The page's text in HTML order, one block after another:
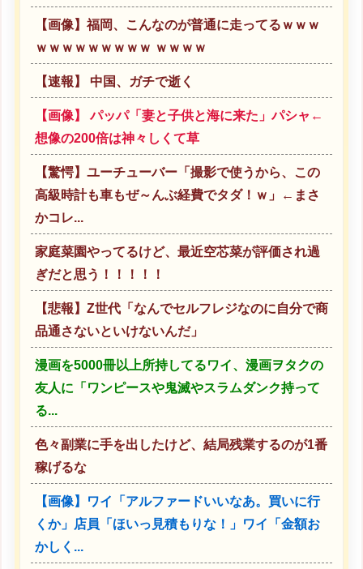
【画像】福岡、こんなのが普通に走ってるｗｗｗ
ｗｗｗｗｗｗｗｗｗ ｗｗｗｗ
【速報】 中国、ガチで逝く
【画像】 パッパ「妻と子供と海に来た」パシャ←
想像の200倍は神々しくて草
【驚愕】ユーチューバー「撮影で使うから、この
高級時計も車もぜ～んぶ経費でタダ！ｗ」←まさ
かコレ...
家庭菜園やってるけど、最近空芯菜が評価され過
ぎだと思う！！！！！
【悲報】Z世代「なんでセルフレジなのに自分で商
品通さないといけないんだ」
漫画を5000冊以上所持してるワイ、漫画ヲタクの
友人に「ワンピースや鬼滅やスラムダンク持って
る...
色々副業に手を出したけど、結局残業するのが1番
稼げるな
【画像】ワイ「アルファードいいなあ。買いに行
くか」店員「ほいっ見積もりな！」ワイ「金額お
かしく...